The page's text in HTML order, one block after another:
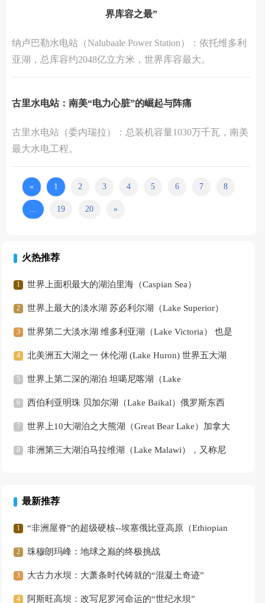
界库容之最”
纳卢巴勒水电站（Nalubaale Power Station）：依托维多利
亚湖，总库容约‌2048亿立方米‌，世界库容最大。
古里水电站：南美“电力心脏”的崛起与阵痛
‌古里水电站‌（委内瑞拉）：总装机容量‌1030万千瓦‌，南美
最大水电工程。‌‌
« 1 2 3 4 5 6 7 8
... 19 20 »
火热推荐
世界上面积最大的湖泊里海（Caspian Sea）
世界上最大的淡水湖 苏必利尔湖（Lake Superior）
世界第二大淡水湖 维多利亚湖（Lake Victoria） 也是
非洲最大的湖泊
北美洲五大湖之一 休伦湖 (Lake Huron) 世界五大湖
中第二大湖
世界上第二深的湖泊 坦噶尼喀湖（Lake
Tanganyika）非洲中部的一个淡水湖
西伯利亚明珠 贝加尔湖（Lake Baikal）俄罗斯东西
伯利亚南部的一个断层湖
世界上10大湖泊之大熊湖（Great Bear Lake）加拿大
西北地区重要湖泊
非洲第三大湖泊马拉维湖（Lake Malawi），又称尼
最新推荐
“非洲屋脊”的超级硬核--埃塞俄比亚高原（Ethiopian
Highlands）
珠穆朗玛峰：地球之巅的终极挑战
大古力水坝：大萧条时代铸就的“混凝土奇迹”
阿斯旺高坝：改写尼罗河命运的“世纪水坝”